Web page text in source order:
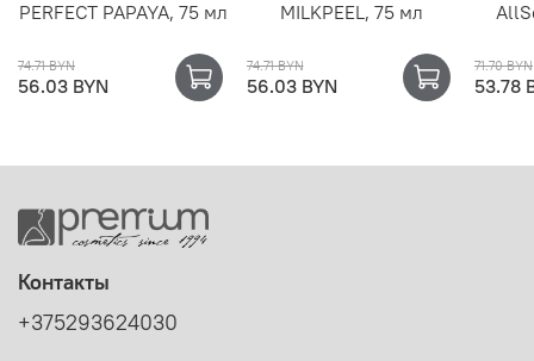
PERFECT PAPAYA, 75 мл
74.71 BYN
56.03 BYN
MILKPEEL, 75 мл
74.71 BYN
56.03 BYN
71.70 BYN
53.78
Контакты
+375293624030